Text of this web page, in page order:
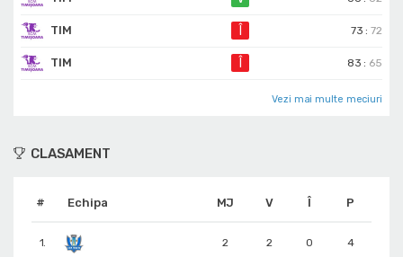
TIM 73 :72
TIM 83 : 65
Vezi mai multe meciuri
CLASAMENT
# Echipa MJ V Î P
1. 2 2 0 4